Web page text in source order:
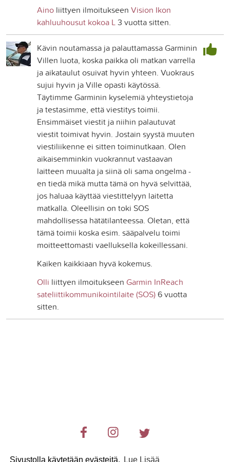
Sivustolla käytetään evästeitä. Lue Lisää
Aino liittyen ilmoitukseen Vision Ikon
kahluuhousut kokoa L3 vuotta sitten.
Kävin noutamassa ja palauttamassa Garminin
Villen luota, koska paikka oli matkan varrella
ja aikataulut osuivat hyvin yhteen. Vuokraus
sujui hyvin ja Ville opasti käytössä.
Täytimme Garminin kyselemiä yhteystietoja
ja testasimme, että viestitys toimii.
Ensimmäiset viestit ja niihin palautuvat
viestit toimivat hyvin. Jostain syystä muuten
viestiliikenne ei sitten toiminutkaan. Olen
aikaisemminkin vuokrannut vastaavan
laitteen muualta ja siinä oli sama ongelma -
en tiedä mikä mutta tämä on hyvä selvittää,
jos haluaa käyttää viestittelyyn laitetta
matkalla. Oleellisin on toki SOS
mahdollisessa hätätilanteessa. Oletan, että
tämä toimii koska esim. sääpalvelu toimi
moitteettomasti vaelluksella kokeillessani.
Kaiken kaikkiaan hyvä kokemus.
Olli liittyen ilmoitukseen Garmin InReach
sateliittikommunikointilaite (SOS)6 vuotta
sitten.